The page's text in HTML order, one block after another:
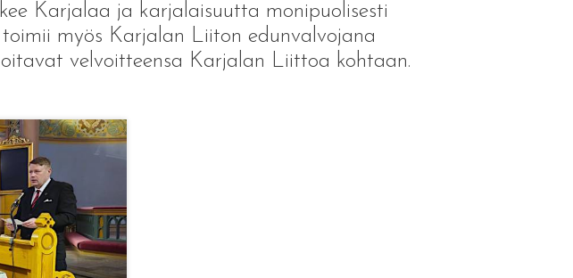
Karjalaa ja karjalaisuutta monipuolisesti
myös Karjalan Liiton edunvalvojana
velvoitteensa Karjalan Liittoa kohtaan.